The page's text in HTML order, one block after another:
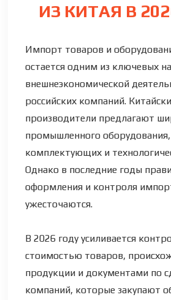
ИЗ КИТАЯ В
Импорт товаров и
остается одним из ключевых
внешнеэкономической
российских компаний.
производители предлагают
промышленного оборудования,
комплектующих и
Однако в последние годы
оформления и контроля
ужесточаются.
В 2026 году усиливается
стоимостью товаров,
продукции и документами по
компаний, которые закупают